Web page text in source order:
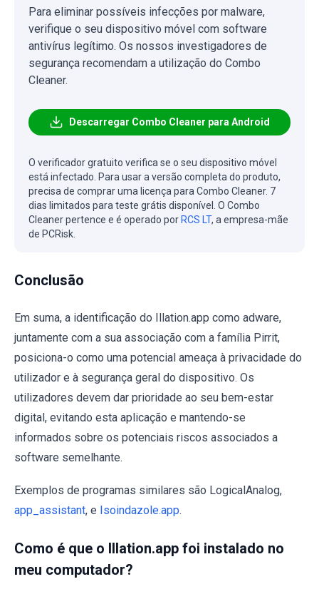
Para eliminar possíveis infecções por malware,
verifique o seu dispositivo móvel com software
antivírus legítimo. Os nossos investigadores de
segurança recomendam a utilização do Combo
Cleaner.
Descarregar Combo Cleaner para Android
O verificador gratuito verifica se o seu dispositivo móvel
está infectado. Para usar a versão completa do produto,
precisa de comprar uma licença para Combo Cleaner. 7
dias limitados para teste grátis disponível. O Combo
Cleaner pertence e é operado por RCS LT, a empresa-mãe
de PCRisk.
Conclusão
Em suma, a identificação do Illation.app como adware,
juntamente com a sua associação com a família Pirrit,
posiciona-o como uma potencial ameaça à privacidade do
utilizador e à segurança geral do dispositivo. Os
utilizadores devem dar prioridade ao seu bem-estar
digital, evitando esta aplicação e mantendo-se
informados sobre os potenciais riscos associados a
software semelhante.
Exemplos de programas similares são LogicalAnalog,
app_assistant, e Isoindazole.app.
Como é que o Illation.app foi instalado no
meu computador?